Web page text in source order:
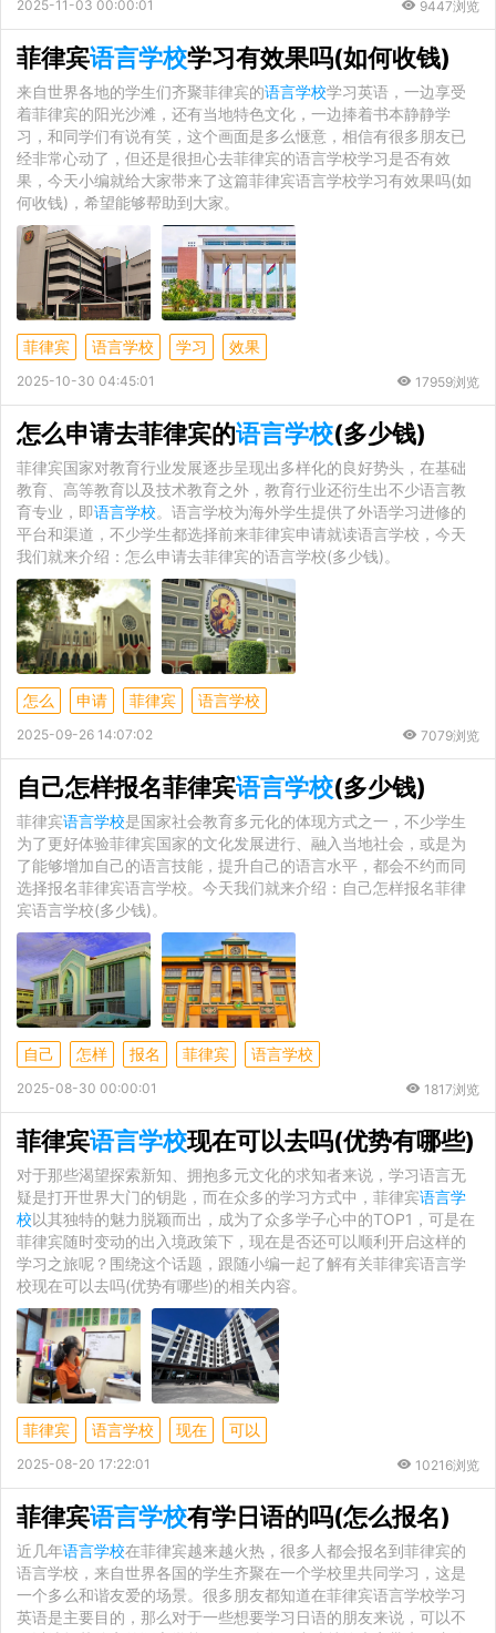
2025-11-03 00:00:01 9447浏览
菲律宾语言学校学习有效果吗(如何收钱)
来自世界各地的学生们齐聚菲律宾的语言学校学习英语，一边享受
着菲律宾的阳光沙滩，还有当地特色文化，一边捧着书本静静学
习，和同学们有说有笑，这个画面是多么惬意，相信有很多朋友已
经非常心动了，但还是很担心去菲律宾的语言学校学习是否有效
果，今天小编就给大家带来了这篇菲律宾语言学校学习有效果吗(如
何收钱)，希望能够帮助到大家。
菲律宾 语言学校 学习 效果
2025-10-30 04:45:01 17959浏览
怎么申请去菲律宾的语言学校(多少钱)
菲律宾国家对教育行业发展逐步呈现出多样化的良好势头，在基础
教育、高等教育以及技术教育之外，教育行业还衍生出不少语言教
育专业，即语言学校。语言学校为海外学生提供了外语学习进修的
平台和渠道，不少学生都选择前来菲律宾申请就读语言学校，今天
我们就来介绍：怎么申请去菲律宾的语言学校(多少钱)。
怎么 申请 菲律宾 语言学校
2025-09-26 14:07:02 7079浏览
自己怎样报名菲律宾语言学校(多少钱)
菲律宾语言学校是国家社会教育多元化的体现方式之一，不少学生
为了更好体验菲律宾国家的文化发展进行、融入当地社会，或是为
了能够增加自己的语言技能，提升自己的语言水平，都会不约而同
选择报名菲律宾语言学校。今天我们就来介绍：自己怎样报名菲律
宾语言学校(多少钱)。
自己 怎样 报名 菲律宾 语言学校
2025-08-30 00:00:01 1817浏览
菲律宾语言学校现在可以去吗(优势有哪些)
对于那些渴望探索新知、拥抱多元文化的求知者来说，学习语言无
疑是打开世界大门的钥匙，而在众多的学习方式中，菲律宾语言学
校以其独特的魅力脱颖而出，成为了众多学子心中的TOP1，可是在
菲律宾随时变动的出入境政策下，现在是否还可以顺利开启这样的
学习之旅呢？围绕这个话题，跟随小编一起了解有关菲律宾语言学
校现在可以去吗(优势有哪些)的相关内容。
菲律宾 语言学校 现在 可以
2025-08-20 17:22:01 10216浏览
菲律宾语言学校有学日语的吗(怎么报名)
近几年语言学校在菲律宾越来越火热，很多人都会报名到菲律宾的
语言学校，来自世界各国的学生齐聚在一个学校里共同学习，这是
一个多么和谐友爱的场景。很多朋友都知道在菲律宾语言学校学习
英语是主要目的，那么对于一些想要学习日语的朋友来说，可以不